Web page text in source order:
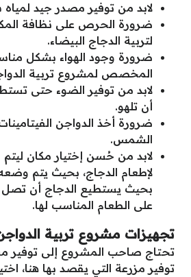
لابد من توفير مصدر جيد
ضرورة الحرص على نظافة
لتربية الدجاج البيضاء.
ضرورة وجود الهواء بشكل
المخصص لمشروع تربية
لابد من توفير الضوء حتى
أن تلهو.
ضرورة أخذ الدواجن
الشمس.
لابد من حُسن إختيار مكان
لإطعام الدجاج، بحيث يتم
بحيث يستطيع الدجاج أن
على الطعام المناسب لها.
تجهيزات مشروع تربية
تحتاج صاحب المشروع إلى توفير
توفير مزرعة التي يقصد بها هنا،